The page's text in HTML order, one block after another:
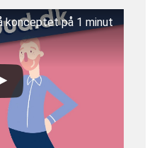
konceptet på 1 minut